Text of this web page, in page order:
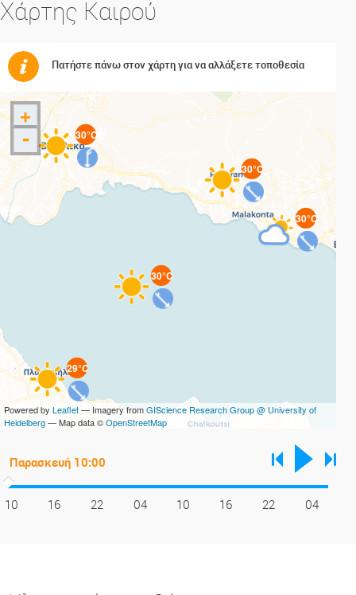
Χάρτης Καιρού
Πατήστε πάνω στον χάρτη για να αλλάξετε τοποθεσία
30°C
30°C
30°C
30°C
29°C
+
-
Powered by Leaflet— Imagery fromGIScience Research Group @ University of
Heidelberg— Map data ©OpenStreetMap
10 16 22 04 10 16 22 04